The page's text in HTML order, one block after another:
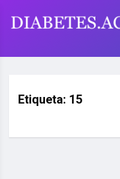
Etiqueta: 15